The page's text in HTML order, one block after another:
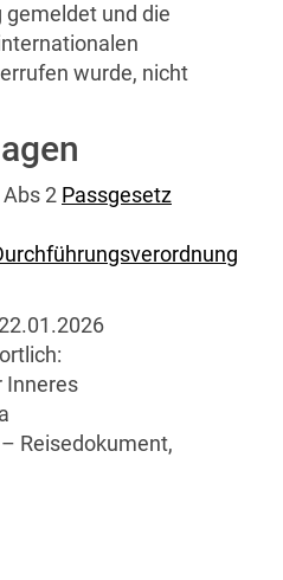
und die
wurde, nicht
Abs 2 Passgesetz
Inneres
Reisedokument,